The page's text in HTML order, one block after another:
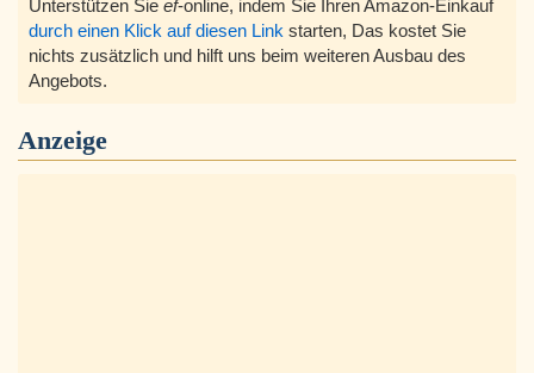
Unterstützen Sie ef-online, indem Sie Ihren Amazon-Einkauf
durch einen Klick auf diesen Link starten, Das kostet Sie
nichts zusätzlich und hilft uns beim weiteren Ausbau des
Angebots.
Anzeige